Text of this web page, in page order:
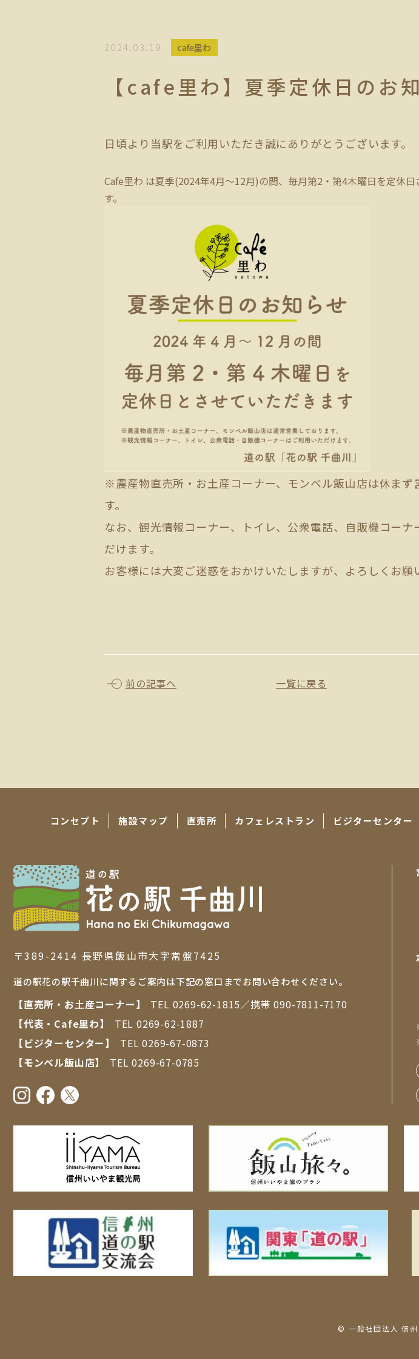
2024.03.19 cafe里わ
【cafe里わ】夏季定休日のお
日頃より当駅をご利用いただき誠にありがとうございます。
Cafe里わ は夏季(2024年4月～12月)の間、毎月第2・第4木曜日を定休日
す。
※農産物直売所・お土産コーナー、モンベル飯山店は休まず
す。
なお、観光情報コーナー、トイレ、公衆電話、自販機コーナ
だけます。
お客様には大変ご迷惑をおかけいたしますが、よろしくお願
前の記事へ 一覧に戻る
コンセプト 施設マップ 直売所 カフェレストラン ビジターセンター
〒389-2414 ⻑野県飯⼭市⼤字常盤7425
道の駅花の駅千曲川に関するご案内は下記の窓口までお問い合わせください。
【直売所・お⼟産コーナー】 TEL 0269-62-1815／携帯090-7811-7170
【代表・Cafe里わ】
TEL0269-62-1887
【ビジターセンター】
TEL0269-67-0873
【モンベル飯山店】
TEL0269-67-0785
© 一般社団法人 信州